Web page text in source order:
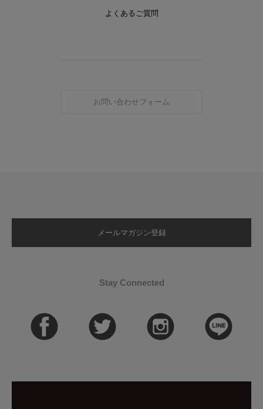
よくあるご質問
お問い合わせフォーム
メールマガジン登録
Stay Connected